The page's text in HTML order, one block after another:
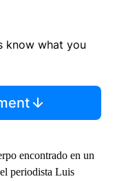
know what you
encontrado en un
periodista Luis